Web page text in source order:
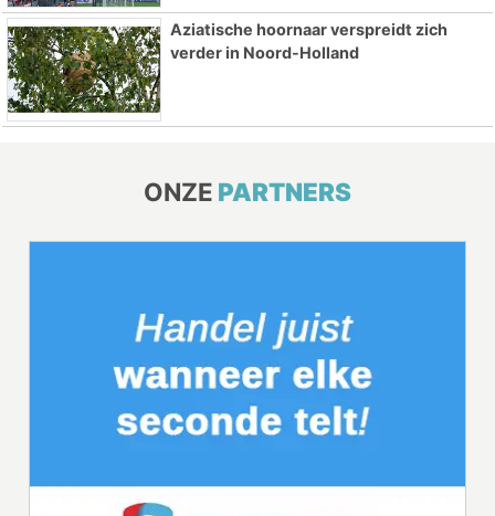
Aziatische hoornaar verspreidt zich
verder in Noord-Holland
ONZE PARTNERS